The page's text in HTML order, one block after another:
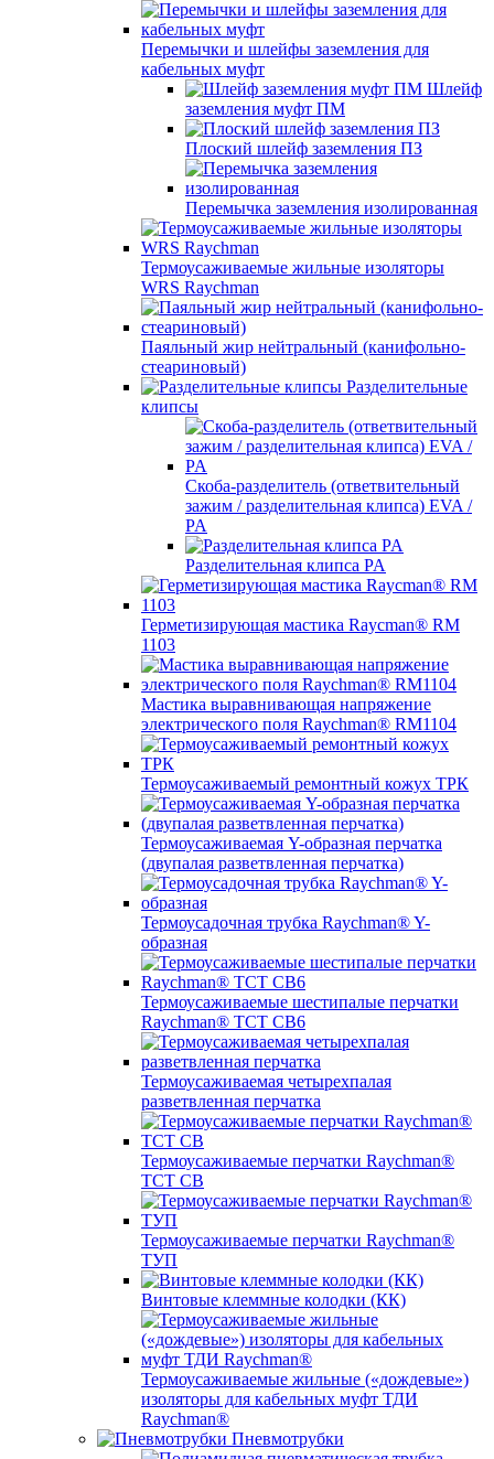
Перемычки и шлейфы заземления для
кабельных муфт
Шлейф
заземления муфт ПМ
Плоский шлейф заземления ПЗ
Перемычка заземления изолированная
Термоусаживаемые жильные изоляторы
WRS Raychman
Паяльный жир нейтральный (канифольно-
стеариновый)
Разделительные
клипсы
Скоба-разделитель (ответвительный
зажим / разделительная клипса) EVA /
PA
Разделительная клипса PA
Герметизирующая мастика Raycman® RM
1103
Мастика выравнивающая напряжение
электрического поля Raychman® RM1104
Термоусаживаемый ремонтный кожух ТРК
Термоусаживаемая Y-образная перчатка
(двупалая разветвленная перчатка)
Термоусадочная трубка Raychman® Y-
образная
Термоусаживаемые шестипалые перчатки
Raychman® ТСТ СВ6
Термоусаживаемая четырехпалая
разветвленная перчатка
Термоусаживаемые перчатки Raychman®
TCT CB
Термоусаживаемые перчатки Raychman®
ТУП
Винтовые клеммные колодки (КК)
Термоусаживаемые жильные («дождевые»)
изоляторы для кабельных муфт ТДИ
Raychman®
Пневмотрубки